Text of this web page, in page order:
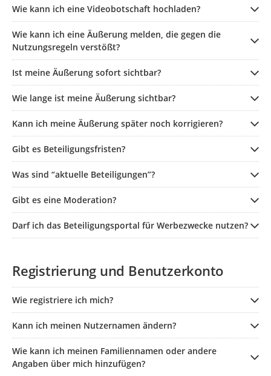
Wie kann ich eine Videobotschaft hochladen?
Wie kann ich eine Äußerung melden, die gegen die
Nutzungsregeln verstößt?
Ist meine Äußerung sofort sichtbar?
Wie lange ist meine Äußerung sichtbar?
Kann ich meine Äußerung später noch korrigieren?
Gibt es Beteiligungsfristen?
Was sind “aktuelle Beteiligungen”?
Gibt es eine Moderation?
Darf ich das Beteiligungsportal für Werbezwecke nutzen?
Registrierung und Benutzerkonto
Wie registriere ich mich?
Kann ich meinen Nutzernamen ändern?
Wie kann ich meinen Familiennamen oder andere
Angaben über mich hinzufügen?